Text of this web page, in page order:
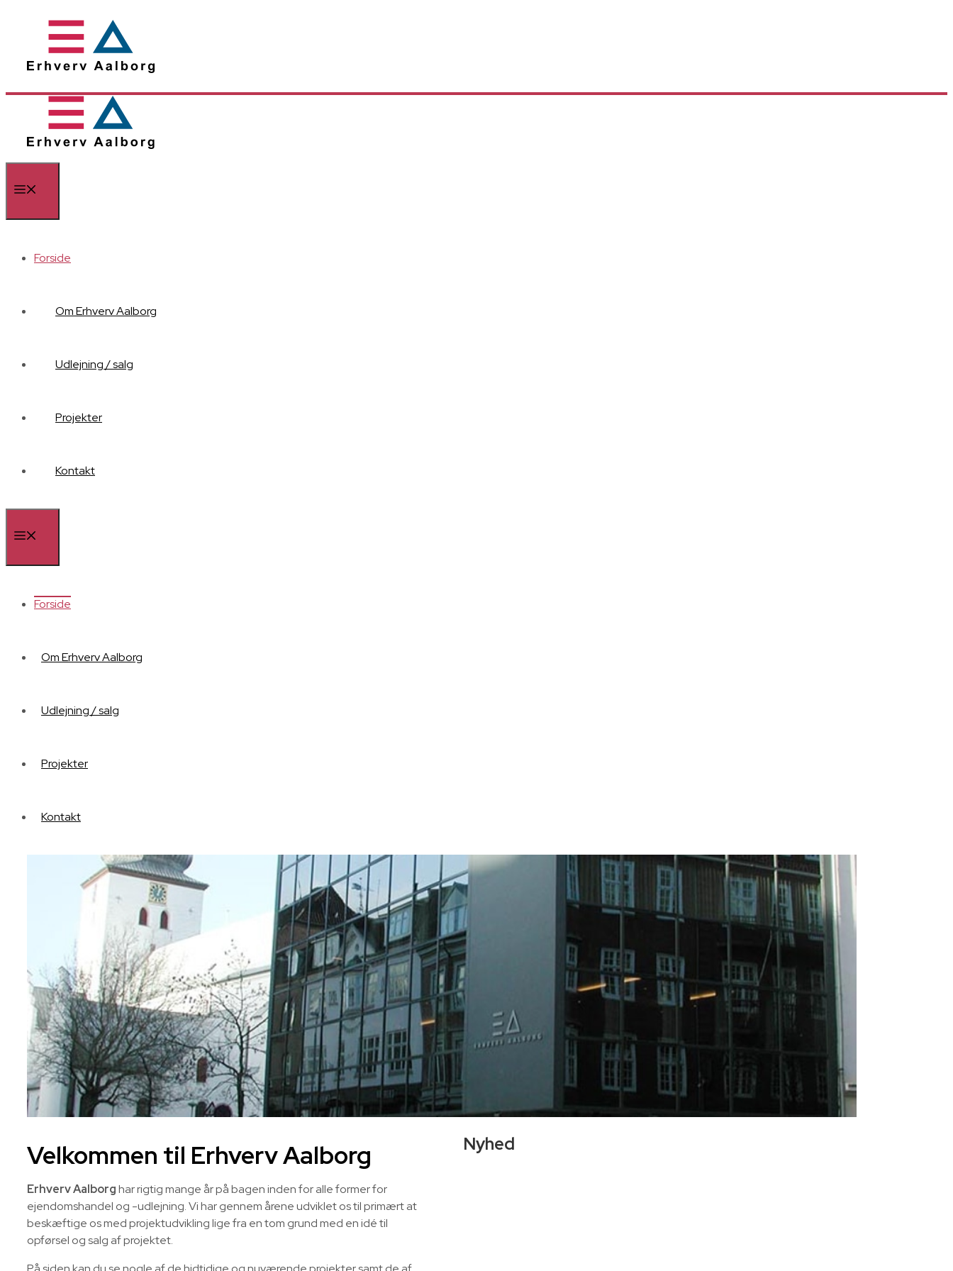
Forside
Om Erhverv Aalborg
Udlejning / salg
Projekter
Kontakt
Forside
Om Erhverv Aalborg
Udlejning / salg
Projekter
Kontakt
Velkommen til Erhverv Aalborg
Erhverv Aalborghar rigtig mange år på bagen inden for alle former for
ejendomshandel og -udlejning. Vi har gennem årene udviklet os til primært at
beskæftige os med projektudvikling lige fra en tom grund med en idé til
opførsel og salg af projektet.
Nyhed